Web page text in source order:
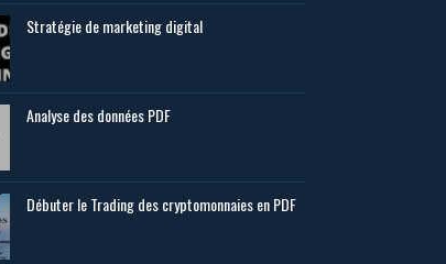
Stratégie de marketing digital
Analyse des données PDF
Débuter le Trading des cryptomonnaies en PDF